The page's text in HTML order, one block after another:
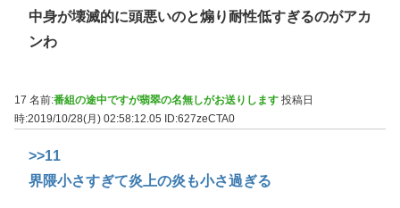
中身が壊滅的に頭悪いのと煽り耐性低すぎるのがアカ
ンわ
17 名前:番組の途中ですが翡翠の名無しがお送りします 投稿日
時:2019/10/28(月) 02:58:12.05
ID:627zeCTA0
>>11
界隈小さすぎて炎上の炎も小さ過ぎる